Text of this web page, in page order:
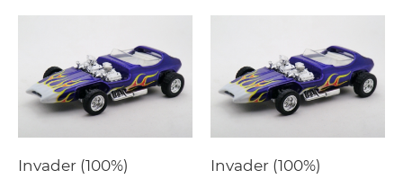
Invader (100%) Invader (100%)